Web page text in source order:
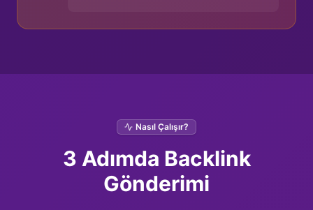
Nasıl Çalışır?
3 Adımda Backlink
Gönderimi